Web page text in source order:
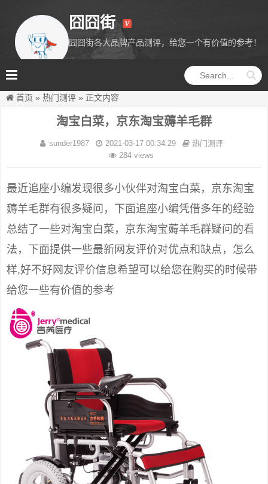
囧囧街
囧囧街各大品牌产品测评，给您一个有价值的参考！
首页 » 热门测评 » 正文内容
淘宝白菜，京东淘宝薅羊毛群
sunder1987 2021-03-17 00:34:29
热门测评
284 views
最近追座小编发现很多小伙伴对淘宝白菜，京东淘宝
薅羊毛群有很多疑问，下面追座小编凭借多年的经验
总结了一些对淘宝白菜，京东淘宝薅羊毛群疑问的看
法，下面提供一些最新网友评价对优点和缺点，怎么
样,好不好网友评价信息希望可以给您在购买的时候带
给您一些有价值的参考